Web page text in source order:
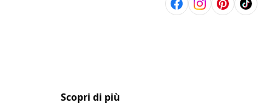
Scopri di più